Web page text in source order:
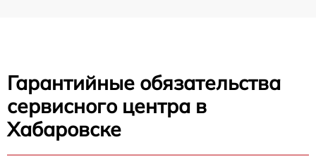
Гарантийные обязательства
сервисного центра в
Хабаровске